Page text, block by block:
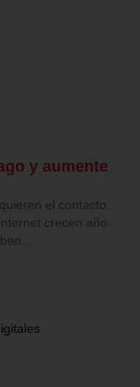
y aumente
el contacto
crecen año